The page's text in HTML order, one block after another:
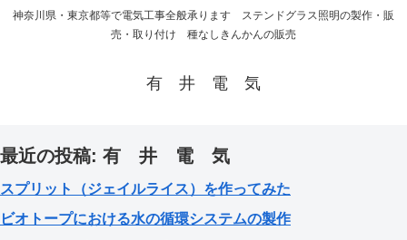
神奈川県・東京都等で電気工事全般承ります ステンドグラス照明の製作・販
売・取り付け 種なしきんかんの販売
有 井 電 気
最近の投稿: 有 井 電 気
スプリット（ジェイルライス）を作ってみた
ビオトープにおける水の循環システムの製作